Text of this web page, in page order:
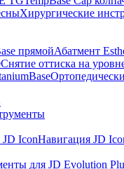
Хирургические
прямойАбатмент
Снятие оттиска на
IconНавигация JD
для JD Evolution